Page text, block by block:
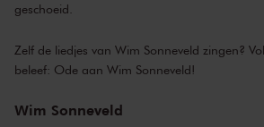
geschoeid.
Zelf de liedjes van Wim Sonneveld zingen?
beleef: Ode aan Wim Sonneveld!
Wim Sonneveld